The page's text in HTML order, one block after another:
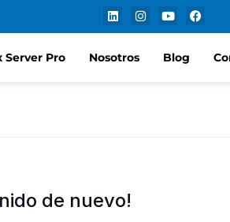
Server Pro Nosotros Blog
de nuevo!